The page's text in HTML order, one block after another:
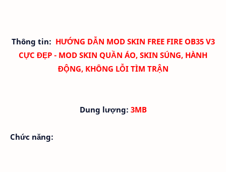
Thông tin: HƯỚNG DẪN MOD SKIN FREE FIRE OB35 V3
CỰC ĐẸP - MOD SKIN QUẦN ÁO, SKIN SÚNG, HÀNH
ĐỘNG, KHÔNG LỖI TÌM TRẬN
Dung lượng: 3MB
Chức năng: